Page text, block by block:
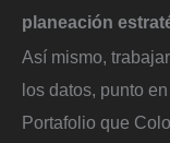
planeación
Así mismo,
los datos, punto
Portafolio que